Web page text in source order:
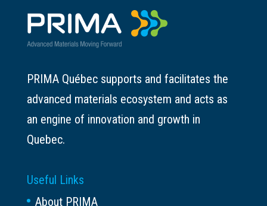
PRIMA Québec supports and facilitates the
advanced materials ecosystem and acts as
an engine of innovation and growth in
Quebec.
Useful Links
About PRIMA